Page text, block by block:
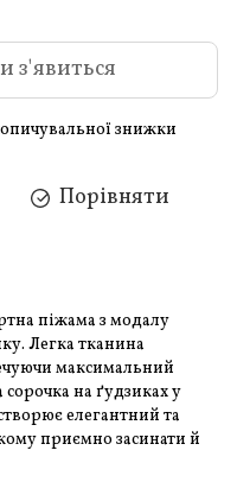
з'явиться
знижки
Порівняти
піжама з модалу
Легка тканина
максимальний
на ґудзиках у
елегантний та
приємно засинати й